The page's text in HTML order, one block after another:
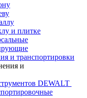
и плитке
и транспортировки
и
DEWALT